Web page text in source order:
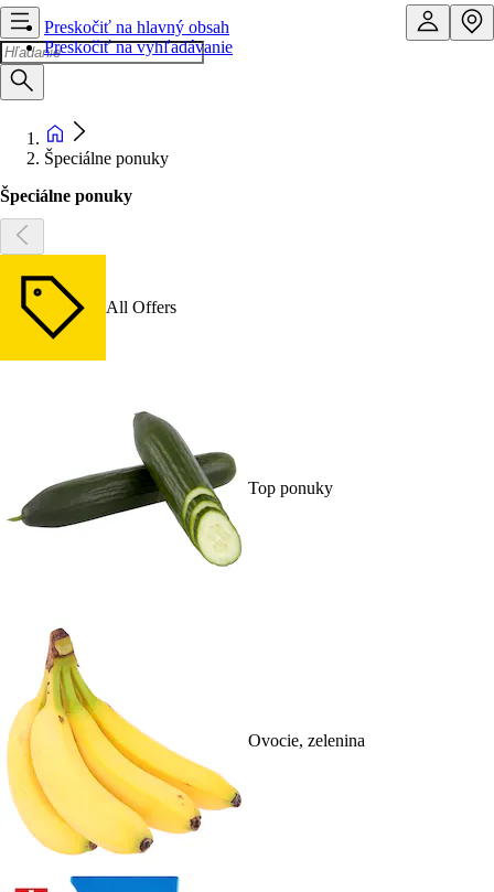
Preskočiť na hlavný obsah
Preskočiť na vyhľadávanie
Špeciálne ponuky
Špeciálne ponuky
All Offers
Top ponuky
Ovocie, zelenina